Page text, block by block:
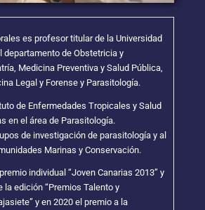
es profesor titular de la Universidad
departamento de Obstetricia y
Medicina Preventiva y Salud Pública,
Legal y Forense y Parasitología.
de Enfermedades Tropicales y Salud
en el área de Parasitología.
de investigación de parasitología y al
Marinas y Conservación.
individual “Joven Canarias 2013” ​​y
la edición “Premios Talento y
y en 2020 el premio a la